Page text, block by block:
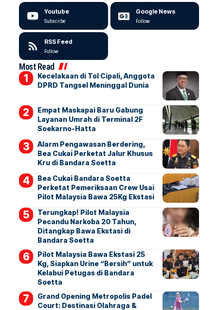
Youtube
Subscribe
Google News
Follow
RSS Feed
Follow
Most Read
Kecelakaan di Tol Cipali, Anggota
DPRD Tangsel Meninggal Dunia
Empat Maskapai Baru Gabung
Layanan Umrah di Terminal 2F
Soekarno-Hatta
Alarm Pengawasan Berdering,
Bea Cukai Perketat Jalur Khusus
Kru di Bandara Soetta
Bea Cukai Bandara Soetta
Perketat Pemeriksaan Crew Usai
Pilot Malaysia Bawa 25Kg Ekstasi
Terungkap! Pilot Malaysia
Pecandu Narkoba 20 Tahun,
Ditangkap Bawa Ekstasi di
Bandara Soetta
Pilot Malaysia Bawa Ekstasi 25
Kg, Siapkan Urine “Bersih” untuk
Kelabui Petugas di Bandara
Soetta
Grand Opening Metropolis Padel
Court: Destinasi Olahraga &